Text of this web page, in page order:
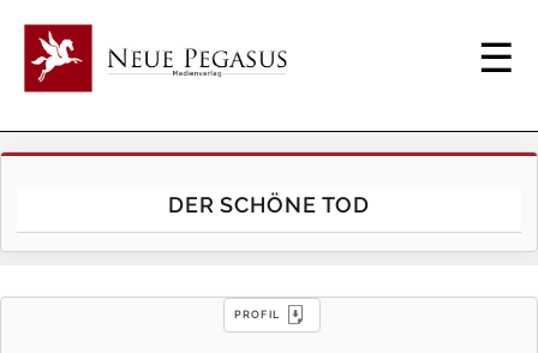
DER SCHÖNE TOD
PROFIL